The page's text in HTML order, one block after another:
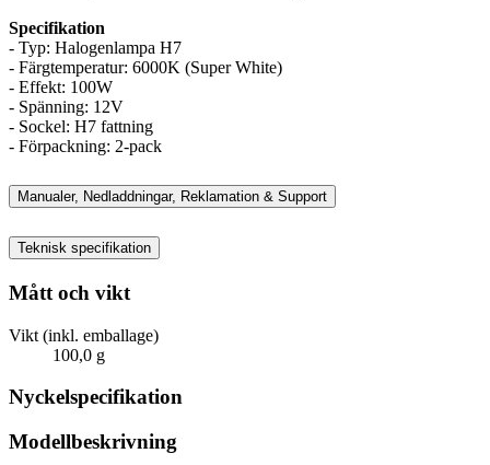
Specifikation
- Typ: Halogenlampa H7
- Färgtemperatur: 6000K (Super White)
- Effekt: 100W
- Spänning: 12V
- Sockel: H7 fattning
- Förpackning: 2-pack
Manualer, Nedladdningar, Reklamation & Support
Teknisk specifikation
Mått och vikt
Vikt (inkl. emballage)
100,0 g
Nyckelspecifikation
Modellbeskrivning